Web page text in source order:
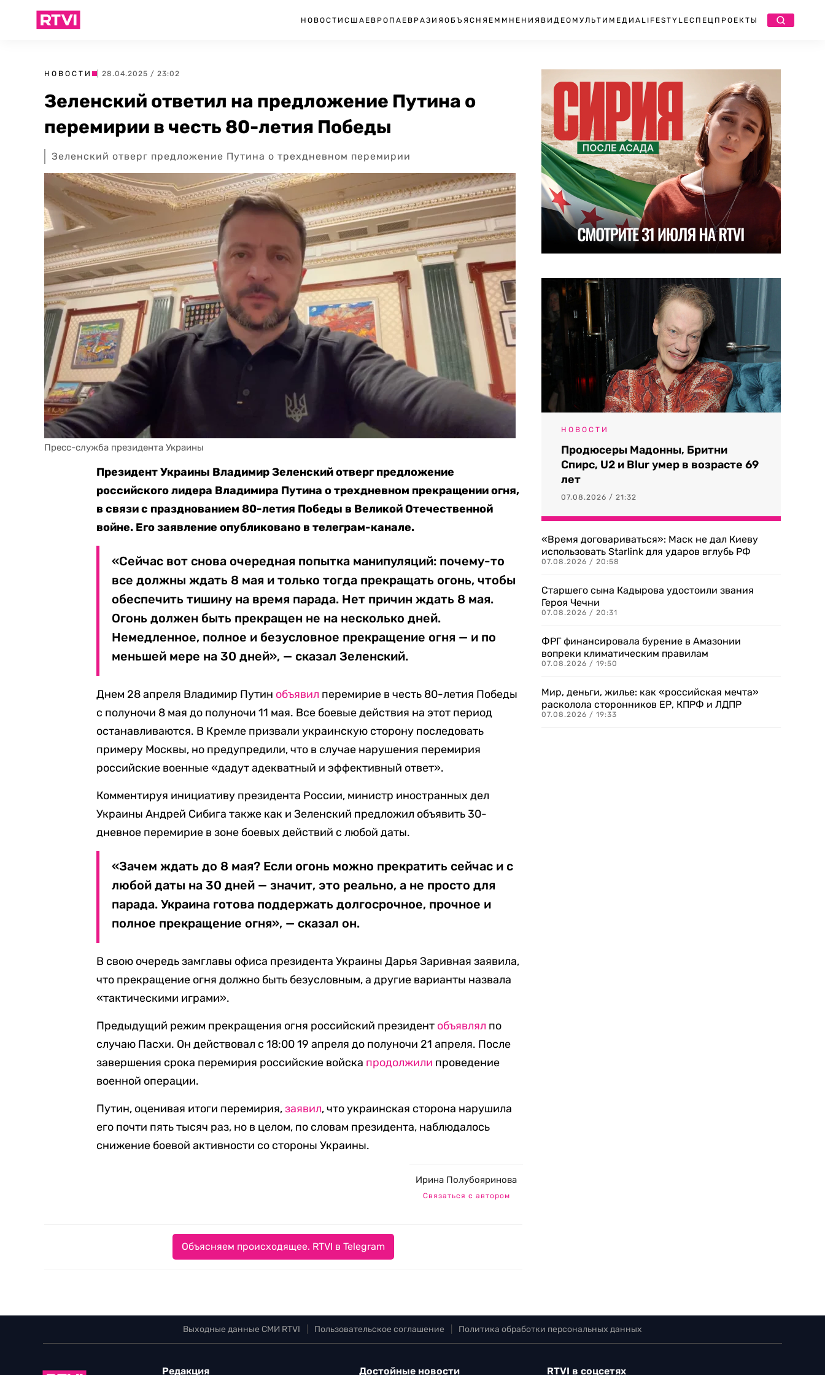
НОВОСТИ США ЕВРОПА ЕВРАЗИЯ ОБЪЯСНЯЕМ МНЕНИЯ ВИДЕО МУЛЬТИМЕДИА LIFESTYLEСПЕЦПРОЕКТЫ
НОВОСТИ | 28.04.2025 / 23:02
Зеленский ответил на предложение Путина о
перемирии в честь 80-летия Победы
Зеленский отверг предложение Путина о трехдневном перемирии
Пресс-служба президента Украины
Президент Украины Владимир Зеленский отверг предложение
российского лидера Владимира Путина о трехдневном прекращении огня,
в связи с празднованием 80-летия Победы в Великой Отечественной
войне. Его заявление опубликовано в телеграм-канале.
«Сейчас вот снова очередная попытка манипуляций: почему-то
все должны ждать 8 мая и только тогда прекращать огонь, чтобы
обеспечить тишину на время парада. Нет причин ждать 8 мая.
Огонь должен быть прекращен не на несколько дней.
Немедленное, полное и безусловное прекращение огня — и по
меньшей мере на 30 дней», — сказал Зеленский.
Днем 28 апреля Владимир Путин объявил перемирие в честь 80-летия Победы
с полуночи 8 мая до полуночи 11 мая. Все боевые действия на этот период
останавливаются. В Кремле призвали украинскую сторону последовать
примеру Москвы, но предупредили, что в случае нарушения перемирия
российские военные «дадут адекватный и эффективный ответ».
Комментируя инициативу президента России, министр иностранных дел
Украины Андрей Сибига также как и Зеленский предложил объявить 30-
дневное перемирие в зоне боевых действий с любой даты.
«Зачем ждать до 8 мая? Если огонь можно прекратить сейчас и с
любой даты на 30 дней — значит, это реально, а не просто для
парада. Украина готова поддержать долгосрочное, прочное и
полное прекращение огня», — сказал он.
В свою очередь замглавы офиса президента Украины Дарья Заривная заявила,
что прекращение огня должно быть безусловным, а другие варианты назвала
«тактическими играми».
Предыдущий режим прекращения огня российский президент объявлял по
случаю Пасхи. Он действовал с 18:00 19 апреля до полуночи 21 апреля. После
завершения срока перемирия российские войска продолжили проведение
военной операции.
Путин, оценивая итоги перемирия,заявил, что украинская сторона нарушила
его почти пять тысяч раз, но в целом, по словам президента, наблюдалось
снижение боевой активности со стороны Украины.
Ирина Полубояринова
Связаться с автором
Объясняем происходящее. RTVI в Telegram
НОВОСТИ
Продюсеры Мадонны, Бритни
Спирс, U2 и Blur умер в возрасте 69
лет
07.08.2026 / 21:32
«Время договариваться»: Маск не дал Киеву
использовать Starlink для ударов вглубь РФ
07.08.2026 / 20:58
Старшего сына Кадырова удостоили звания
Героя Чечни
07.08.2026 / 20:31
ФРГ финансировала бурение в Амазонии
вопреки климатическим правилам
07.08.2026 / 19:50
Мир, деньги, жилье: как «российская мечта»
расколола сторонников ЕР, КПРФ и ЛДПР
07.08.2026 / 19:33
Выходные данные СМИ RTVI Пользовательское соглашение Политика обработки персональных данных
Редакция Достойные новости RTVI в соцсетях